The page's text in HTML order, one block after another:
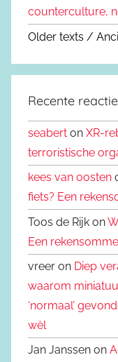
counterculture,
Older texts /
Recente
seabert on XR-
terroristische
kees van oosten
fiets? Een
Toos de Rijk on
Een
vreer on Diep
waarom
‘normaal’
wèl
Jan Janssen on